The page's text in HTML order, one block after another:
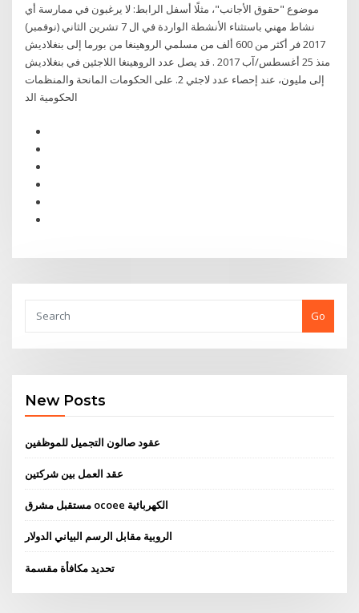
موضوع "حقوق الأجانب"، مثلًا أسفل الرابط: لا يرغبون في ممارسة أي
نشاط مهني باستثناء الأنشطة الواردة في ال 7 تشرين الثاني (نوفمبر)
2017 فر أكثر من 600 ألف من مسلمي الروهينغا من بورما إلى بنغلاديش
منذ 25 أغسطس/آب 2017 . قد يصل عدد الروهينغا اللاجئين في بنغلاديش
إلى مليون، عند إحصاء عدد لاجئي 2. على الحكومات المانحة والمنظمات
الحكومية الد
Go
New Posts
عقود صالون التجميل للموظفين
عقد العمل بين شركتين
مستقبل مشرق ocoee الكهربائية
الروبية مقابل الرسم البياني الدولار
تحديد مكافأة مقسمة